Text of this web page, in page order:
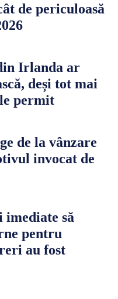
de periculoasă
Irlanda ar
deși tot mai
permit
de la vânzare
invocat de
să
pentru
au fost